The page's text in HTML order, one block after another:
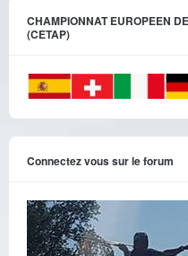
CHAMPIONNAT EUROPEEN
(CETAP)
Connectez vous sur le forum